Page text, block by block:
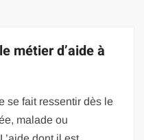
métier d’aide à
se fait ressentir dès le
malade ou